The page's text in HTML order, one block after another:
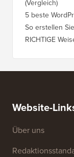
(Vergleich)
5 beste
So erstellen
RICHTIGE
Website-
Über uns